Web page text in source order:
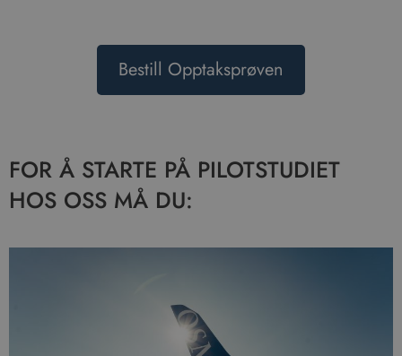
Bestill Opptaksprøven
FOR Å STARTE PÅ PILOTSTUDIET
HOS OSS MÅ DU: